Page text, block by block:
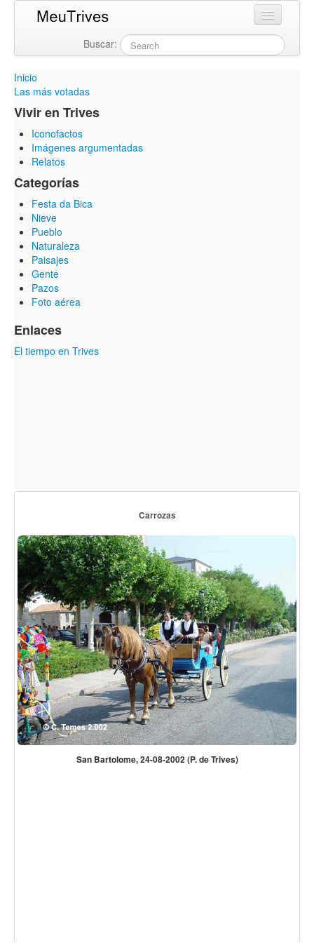
Buscar:
Inicio
Las más votadas
Vivir en Trives
Iconofactos
Imágenes argumentadas
Relatos
Categorías
Festa da Bica
Nieve
Pueblo
Naturaleza
Paisajes
Gente
Pazos
Foto aérea
Enlaces
El tiempo en Trives
Carrozas
San Bartolome, 24-08-2002 (P. de Trives)